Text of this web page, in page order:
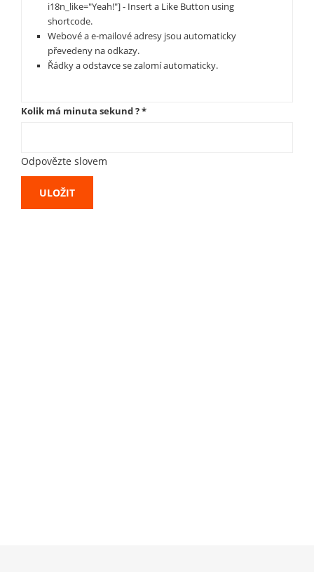
i18n_like="Yeah!"] - Insert a Like Button using
shortcode.
Webové a e-mailové adresy jsou automaticky
převedeny na odkazy.
Řádky a odstavce se zalomí automaticky.
Kolik má minuta sekund ?*
Odpovězte slovem